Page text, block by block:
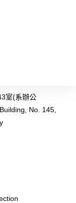
室(系辦公
No. 145,